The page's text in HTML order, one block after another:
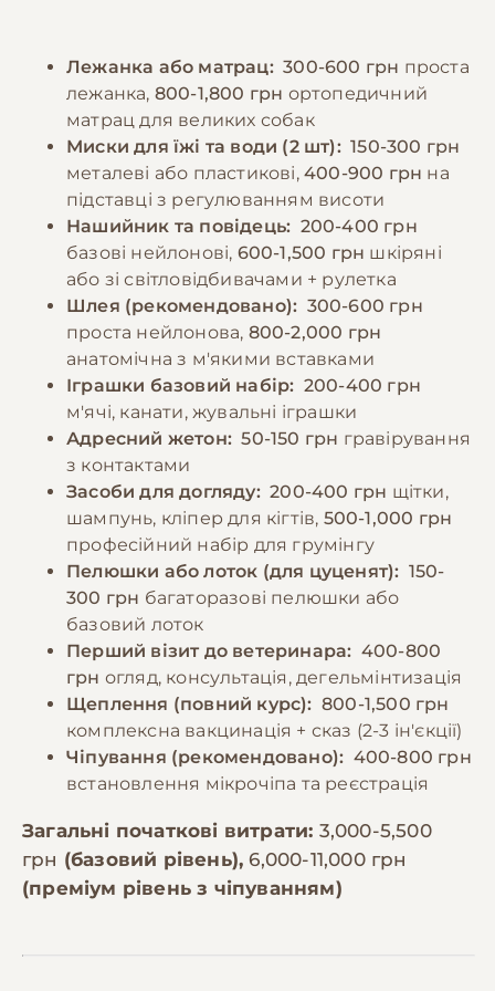
обов'язковими елементами догляду.
🎁 −10% на зоотовари
За промокодом E-PET
Порції мають відповідати розміру та
енергетичним потребам собаки. Необхідно
забезпечити постійний доступ до свіжої
води та слідкувати за реакцією організму на
різні продукти.
🎁 −10% на зоотовари
За промокодом E-PET
Лежанка або матрац: 300-600 грн проста
лежанка, 800-1,800 грн ортопедичний
матрац для великих собак
Миски для їжі та води (2 шт): 150-300 грн
металеві або пластикові, 400-900 грн на
підставці з регулюванням висоти
Нашийник та повідець: 200-400 грн
базові нейлонові, 600-1,500 грн шкіряні
або зі світловідбивачами + рулетка
Шлея (рекомендовано): 300-600 грн
проста нейлонова, 800-2,000 грн
анатомічна з м'якими вставками
Іграшки базовий набір: 200-400 грн
м'ячі, канати, жувальні іграшки
Адресний жетон: 50-150 грн гравірування
з контактами
Засоби для догляду: 200-400 грн щітки,
шампунь, кліпер для кігтів, 500-1,000 грн
професійний набір для грумінгу
Пелюшки або лоток (для цуценят): 150-
300 грн багаторазові пелюшки або
базовий лоток
Перший візит до ветеринара: 400-800
грн огляд, консультація, дегельмінтизація
Щеплення (повний курс): 800-1,500 грн
комплексна вакцинація + сказ (2-3 ін'єкції)
Чіпування (рекомендовано): 400-800 грн
встановлення мікрочіпа та реєстрація
Загальні початкові витрати: 3,000-5,500
грн (базовий рівень),6,000-11,000 грн
(преміум рівень з чіпуванням)